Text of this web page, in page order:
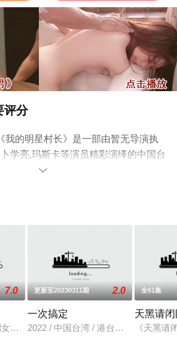
评分
我的明星村长》是一部由暂无导演执
学亮,玛斯卡等演员精彩演绎的中国台
看高清无删减完整版综艺节目就上星

7.0
女王小祯和幽默帅气中医师陈峙嘉，将从
更新至20230311期 2.0
一次搞定
2022 / 中国台湾 / 港台综艺
全61集
天黑请
《天黑